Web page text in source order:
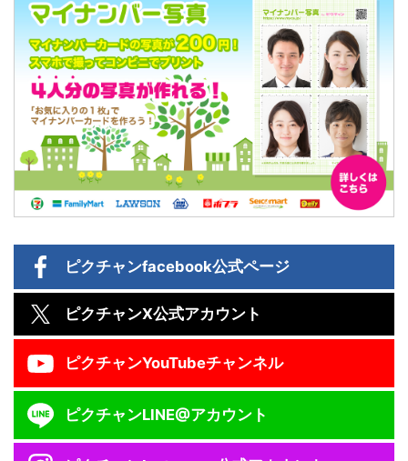
ピクチャンfacebook公式ページ
ピクチャンX公式アカウント
ピクチャンYouTubeチャンネル
ピクチャンLINE@アカウント